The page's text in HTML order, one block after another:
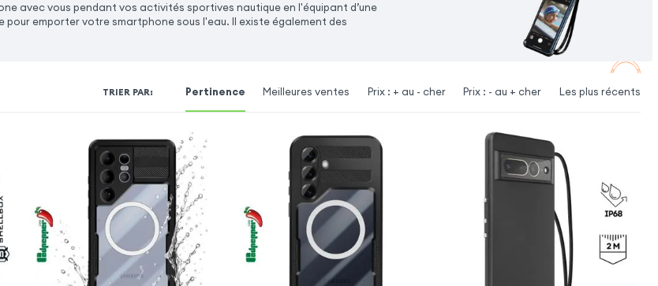
avec vous pendant vos activités sportives nautique en l'équipant d’une
emporter votre smartphone sous l'eau. Il existe également des
TRIER PAR: Pertinence Meilleures ventes Prix : + au - cher Prix : - au + cher Les plus récents